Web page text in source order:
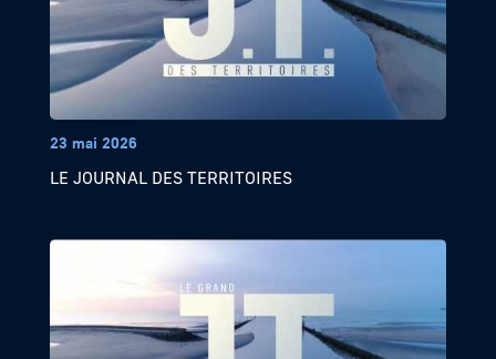
23 mai 2026
LE JOURNAL DES TERRITOIRES